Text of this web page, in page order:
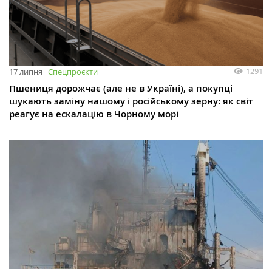
17 липня Спецпроєкти 1291
Пшениця дорожчає (але не в Україні), а покупці
шукають заміну нашому і російському зерну: як світ
реагує на ескалацію в Чорному морі